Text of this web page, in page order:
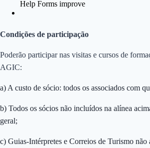
Condições de participação
Poderão participar nas visitas e cursos de
AGIC:
a) A custo de sócio: todos os associados com
b) Todos os sócios não incluídos na alínea
geral;
c) Guias-Intérpretes e Correios de Turismo não